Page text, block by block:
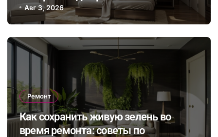
сэкономить на энергопотреблении в
будущем
Авг 3, 2026
Ремонт
Как сохранить живую зелень во
время ремонта: советы по